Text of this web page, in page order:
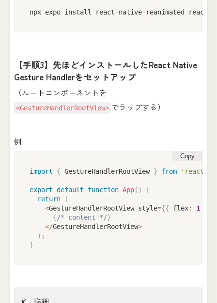
npx expo install react-native- reanimated react
【手順3】先ほどインストールしたReact Native
Gesture Handlerをセットアップ
（ルートコンポーネントを
<GestureHandlerRootView> でラップする）
例
Copy
import { GestureHandlerRootView } from 'react-
export default function App( )
{
return
(
<GestureHandlerRootView style={{ flex: 1
{/* content */}
</GestureHandlerRootView>
) ;
}